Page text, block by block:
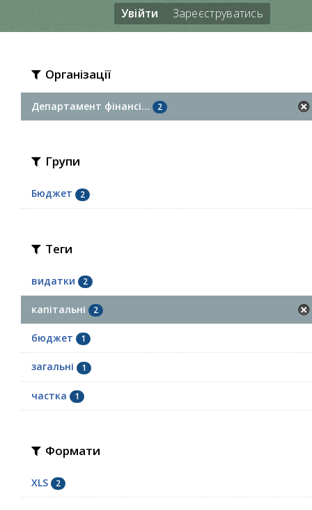
Увійти Зареєструватись
Організації
Департамент фінансі... 2
Групи
Бюджет 2
Теги
видатки 2
капітальні 2
бюджет 1
загальні 1
частка 1
Формати
XLS 2